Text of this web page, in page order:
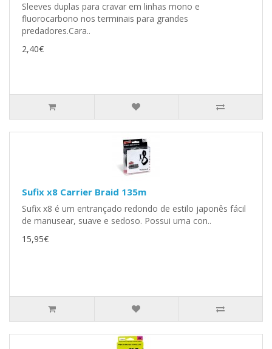
Sleeves duplas para cravar em linhas mono e
fluorocarbono nos terminais para grandes
predadores.Cara..
2,40€
Sufix x8 Carrier Braid 135m
Sufix x8 é um entrançado redondo de estilo japonês fácil
de manusear, suave e sedoso. Possui uma con..
15,95€